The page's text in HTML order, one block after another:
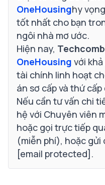
OneHousinghy
tốt nhất cho bạn
ngôi nhà mơ ước.
Hiện nay,
OneHousing với
tài chính linh hoạt
án sơ cấp và thứ
Nếu cần tư vấn chi
hệ với Chuyên viên
hoặc gọi trực tiếp
(miễn phí), hoặc gửi
[email protected] .